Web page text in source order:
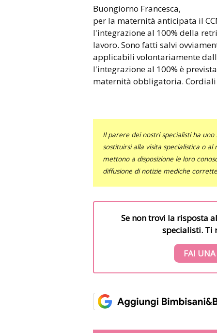
Buongiorno Francesca,
per la maternità anticipata il
l'integrazione al 100% della
lavoro. Sono fatti salvi
applicabili volontariamente
l'integrazione al 100% è
maternità obbligatoria.
Il parere dei nostri specialisti ha
sostituirsi alla visita specialistica o
mettono a disposizione le loro
diffusione di notizie mediche
Se non trovi la risposta
specialisti. Ti
FAI UNA